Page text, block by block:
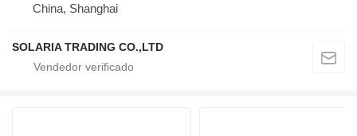
China, Shanghai
SOLARIA TRADING CO.,LTD